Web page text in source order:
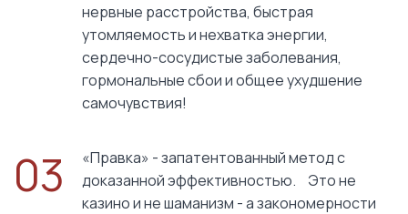
нервные расстройства, быстрая
утомляемость и нехватка энергии,
сердечно-сосудистые заболевания,
гормональные сбои и общее ухудшение
самочувствия!
03
«Правка» - запатентованный метод с
доказанной эффективностью. Это не
казино и не шаманизм - а закономерности